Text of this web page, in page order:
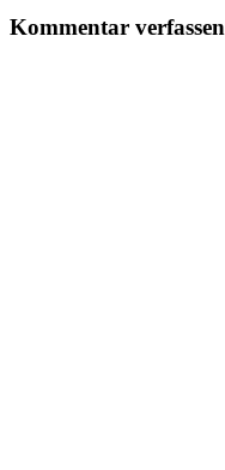
Kommentar verfassen